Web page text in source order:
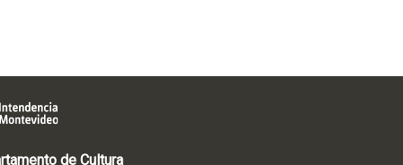
de Cultura